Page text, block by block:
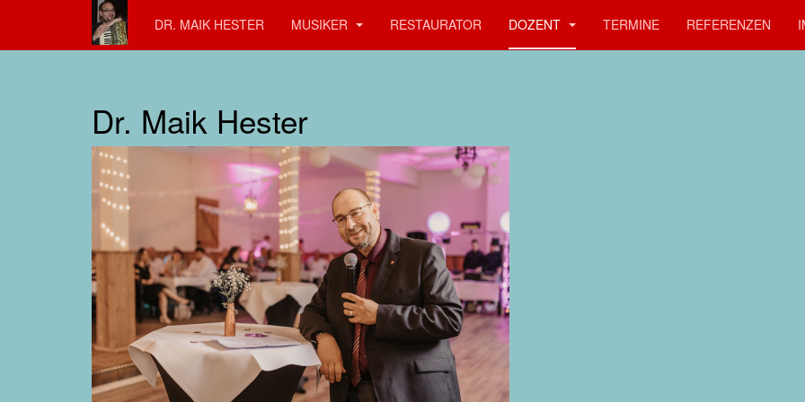
DR. MAIK HESTER MUSIKER RESTAURATOR DOZENT TERMINE REFERENZEN
Dr. Maik Hester